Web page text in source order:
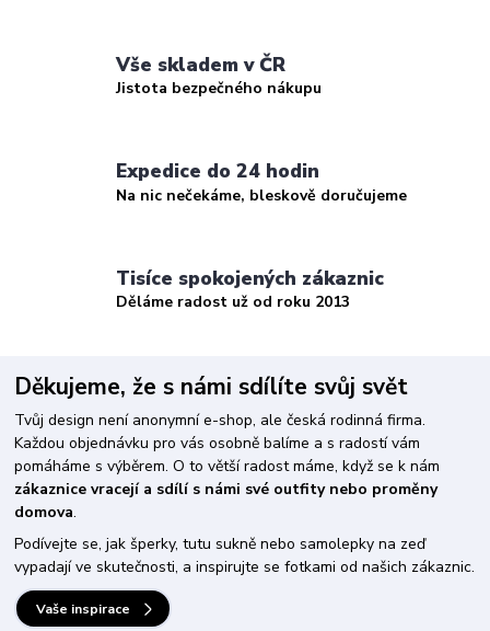
Vše skladem v ČR
Jistota bezpečného nákupu
Expedice do 24 hodin
Na nic nečekáme, bleskově doručujeme
Tisíce spokojených zákaznic
Děláme radost už od roku 2013
Děkujeme, že s námi sdílíte svůj svět
Tvůj design není anonymní e-shop, ale česká rodinná firma.
Každou objednávku pro vás osobně balíme a s radostí vám
pomáháme s výběrem. O to větší radost máme, když se k nám
zákaznice vracejí a sdílí s námi své outfity nebo proměny
domova.
Podívejte se, jak šperky, tutu sukně nebo samolepky na zeď
vypadají ve skutečnosti, a inspirujte se fotkami od našich zákaznic.
Vaše inspirace